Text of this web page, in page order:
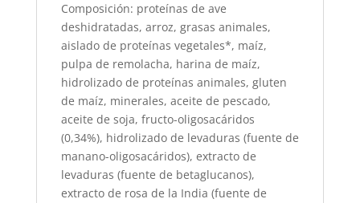
Composición: proteínas de ave
deshidratadas, arroz, grasas animales,
aislado de proteínas vegetales*, maíz,
pulpa de remolacha, harina de maíz,
hidrolizado de proteínas animales, gluten
de maíz, minerales, aceite de pescado,
aceite de soja, fructo-oligosacáridos
(0,34%), hidrolizado de levaduras (fuente de
manano-oligosacáridos), extracto de
levaduras (fuente de betaglucanos),
extracto de rosa de la India (fuente de